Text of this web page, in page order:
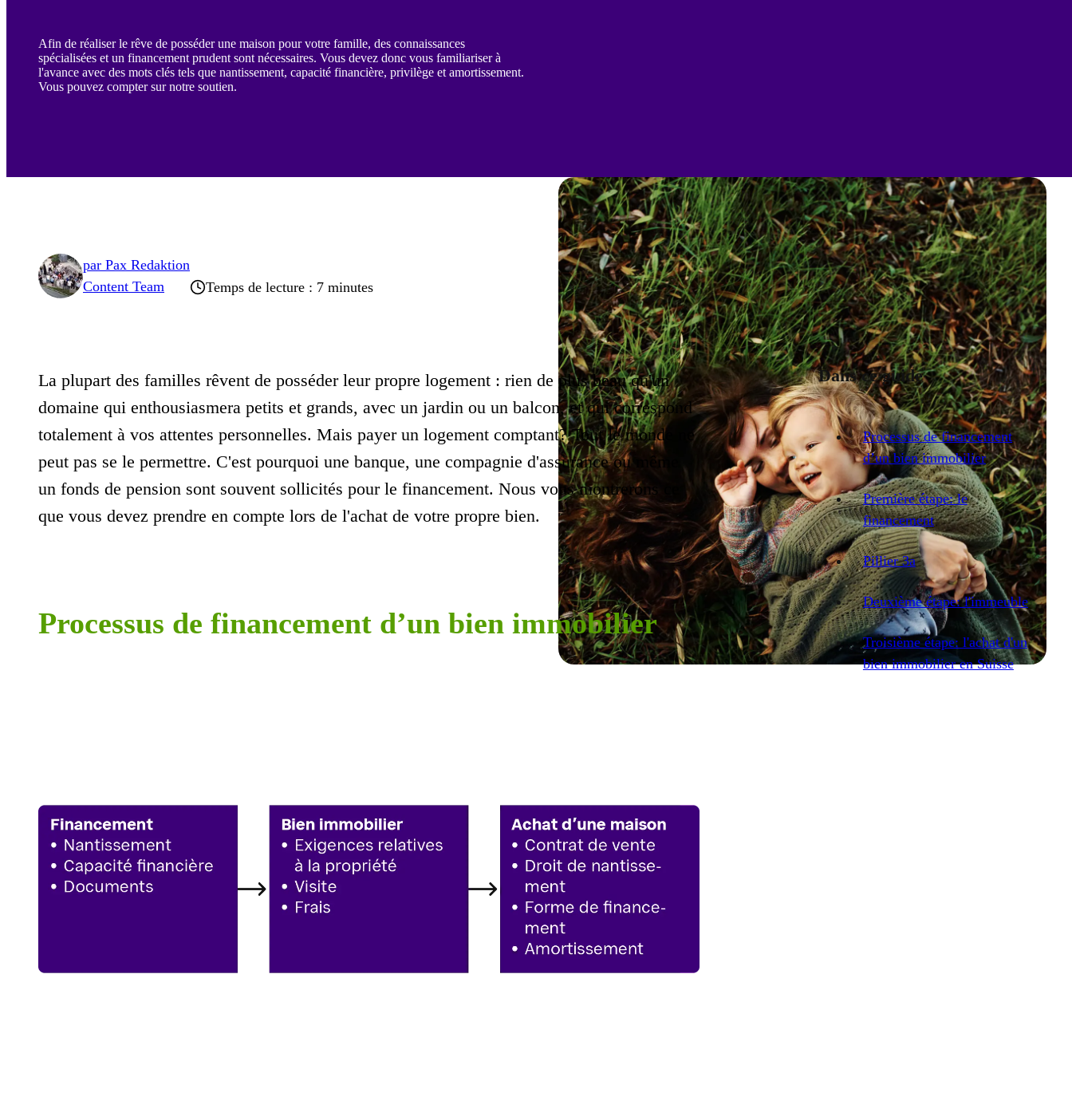
Afin de réaliser le rêve de posséder une maison pour votre famille, des connaissances
spécialisées et un financement prudent sont nécessaires. Vous devez donc vous familiariser à
l'avance avec des mots clés tels que nantissement, capacité financière, privilège et amortissement.
Vous pouvez compter sur notre soutien.
par Pax Redaktion
Content Team
Temps de lecture : 7 minutes
La plupart des familles rêvent de posséder leur propre logement : rien de plus beau qu'un
domaine qui enthousiasmera petits et grands, avec un jardin ou un balcon, et qui correspond
totalement à vos attentes personnelles. Mais payer un logement comptant? Tout le monde ne
peut pas se le permettre. C'est pourquoi une banque, une compagnie d'assurance ou même
un fonds de pension sont souvent sollicités pour le financement. Nous vous montrerons ce
que vous devez prendre en compte lors de l'achat de votre propre bien.
Processus de financement d’un bien immobilier
Dans ce guide
Processus de financement
d’un bien immobilier
Première étape: le
financement
Pillier 3a
Deuxième étape: l'immeuble
Troisième étape: l'achat d'un
bien immobilier en Suisse